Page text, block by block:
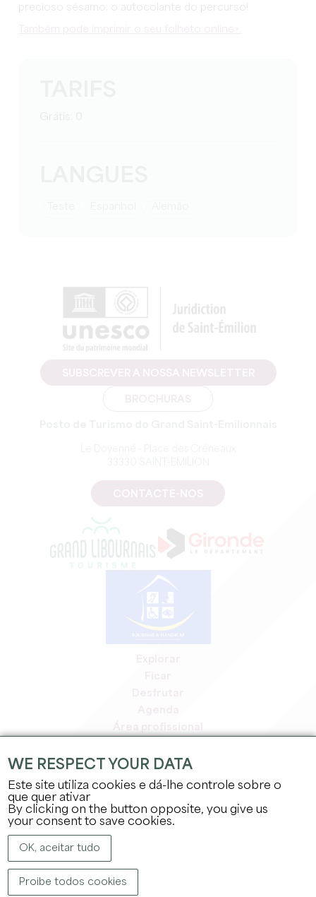
precioso sésamo: o autocolante do percurso!
Área profissional
Área de imprensa
Empregos e estágios
Política de privacidade
WE RESPECT YOUR DATA
Este site utiliza cookies e dá-lhe controle sobre o
que quer ativar
By clicking on the button opposite, you give us
your consent to save cookies.
OK, aceitar tudo
Proibe todos cookies